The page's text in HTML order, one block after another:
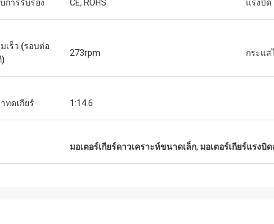
แต่งผลิตภัณฑ์สำหรับคุณ
การรับรอง CE, ROHS แรงบิด
เร็ว (รอบต่อ
273rpm กระแส
ทดเกียร์ 1:14.6
มอเตอร์เกียร์ดาวเคราะห์ขนาดเล็ก, มอเตอร์เกียร์แรงบิด